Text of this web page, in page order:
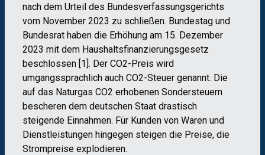
nach dem Urteil des Bundesverfassungsgerichts
vom November 2023 zu schließen. Bundestag und
Bundesrat haben die Erhöhung am 15. Dezember
2023 mit dem Haushaltsfinanzierungsgesetz
beschlossen [1]. Der CO2-Preis wird
umgangssprachlich auch CO2-Steuer genannt. Die
auf das Naturgas CO2 erhobenen Sondersteuern
bescheren dem deutschen Staat drastisch
steigende Einnahmen. Für Kunden von Waren und
Dienstleistungen hingegen steigen die Preise, die
Strompreise explodieren.